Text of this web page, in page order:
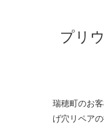
プリ
瑞穂町のお
げ穴リペア